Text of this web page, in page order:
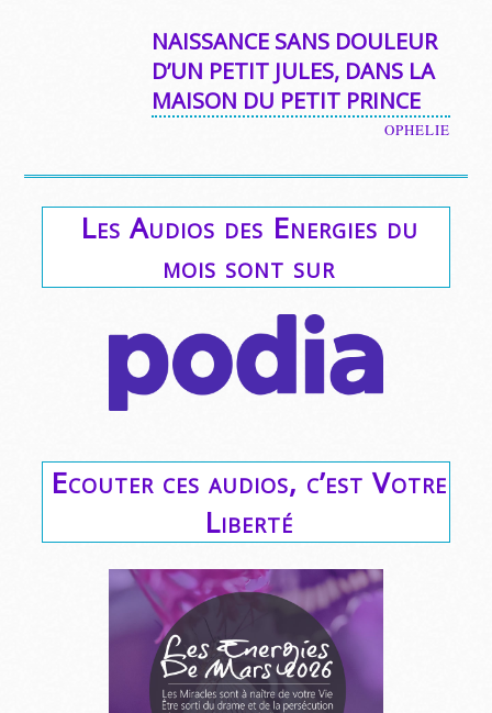
NAISSANCE SANS DOULEUR
D’UN PETIT JULES, DANS LA
MAISON DU PETIT PRINCE
OPHELIE
Les Audios des Energies du
mois sont sur
Ecouter ces audios, c’est Votre
Liberté